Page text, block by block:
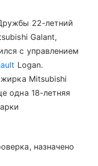
22-летний
Galant,
с управлением
Logan.
Mitsubishi
одна 18-летняя
назначено